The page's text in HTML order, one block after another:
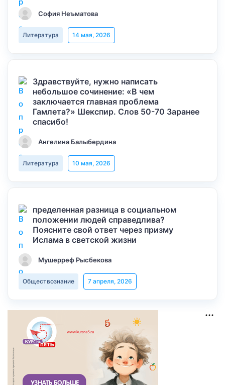
София Неъматова
Литература 14 мая, 2026
Здравствуйте, нужно написать
небольшое сочинение: «В чем
заключается главная проблема
Гамлета?» Шекспир. Слов 50-70 Заранее
спасибо!
Ангелина Балыбердина
Литература 10 мая, 2026
пределенная разница в социальном
положении людей справедлива?
Поясните свой ответ через призму
Ислама в светской жизни
Мушерреф Рысбекова
Обществознание 7 апреля, 2026